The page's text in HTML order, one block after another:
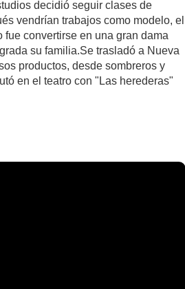
decidió seguir clases de
vendrían trabajos como modelo, el
convertirse en una gran dama
su familia.Se trasladó a Nueva
productos, desde sombreros y
en el teatro con "Las herederas"